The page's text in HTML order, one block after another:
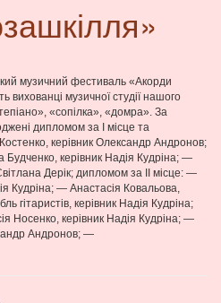
музичний фестиваль «Акорди
вихованці музичної студії нашого
«сопілка», «домра». За
дипломом за І місце та
керівник Олександр Андронов;
керівник Надія Кудріна; —
Дерік; дипломом за ІІ місце: —
Кудріна; — Анастасія Ковальова,
гітаристів, керівник Надія Кудріна;
Носенко, керівник Надія Кудріна; —
Андронов; —